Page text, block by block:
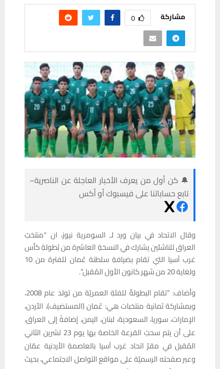
مشاركة 0
🔔 كن أول من يعرف الأخبار العاجلة عن الناصرية–
تابع حساباتنا على فيسبوك أو أكس
وقال الاتحاد في بيان ورد لـ السومرية نيوز، ان “منتخبُ
العراق للناشئين يشارك في النسخةِ العاشرة من بُطولةِ كأس
غرب آسيا التي تقام بضيافةِ سلطنة عُمان للفترة من 10
ولغاية 20 من شهر كانون الأول المُقبل”.
وأضاف: “تقام البطولةُ للفئةِ العمريّة من تولد عام 2008،
وبمشاركة ثمانية منتخبات هي: عُمان (المستضيف)، الأردن،
الإمارات، سوريا، السعودية، لبنان، اليمن، إضافةً إلى العراق،
على أن يتم سحبُ القرعة الخاصة بها يوم 23 تشرين الثاني
المُقبل في مقرّ اتحاد غرب آسيا بالعاصمةِ الأردنية عمّان
وعبر صفحته الرسميّة على مواقع التواصل الاجتماعي، بحيث